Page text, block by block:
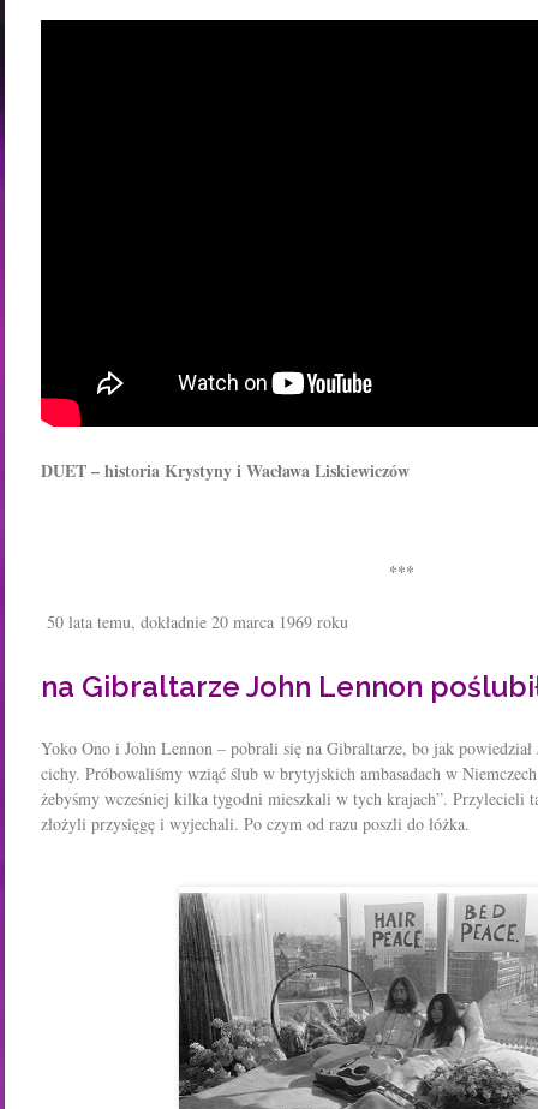
DUET – historia Krystyny i Wacława Liskiewiczów
***
50 lata temu, dokładnie 20 marca 1969 roku
na Gibraltarze John Lennon
Yoko Ono i John Lennon – pobrali się na Gibraltarze, bo jak
cichy. Próbowaliśmy wziąć ślub w brytyjskich ambasadach w
żebyśmy wcześniej kilka tygodni mieszkali w tych krajach”. Przylecieli
złożyli przysięgę i wyjechali. Po czym od razu poszli do łóżka.